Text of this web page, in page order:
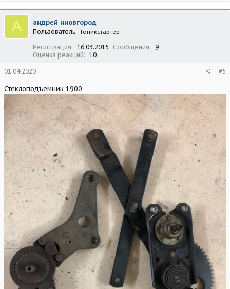
А андрей нновгород
Пользователь Топикстартер
Регистрация 16.03.2015 Сообщения
9
Оценка реакций
10
01.04.2020 #5
Стеклоподъемник 1900